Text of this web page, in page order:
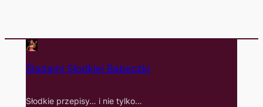
Śladami Słodkiej Babeczki
Słodkie przepisy… i nie tylko…